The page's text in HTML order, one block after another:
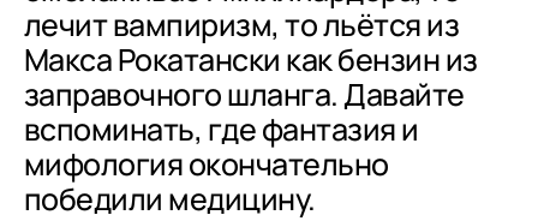
лечит вампиризм, то льётся из
Макса Рокатански как бензин из
заправочного шланга. Давайте
вспоминать, где фантазия и
мифология окончательно
победили медицину.